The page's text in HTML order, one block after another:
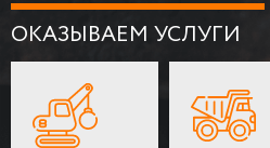
ОКАЗЫВАЕМ УСЛУГИ